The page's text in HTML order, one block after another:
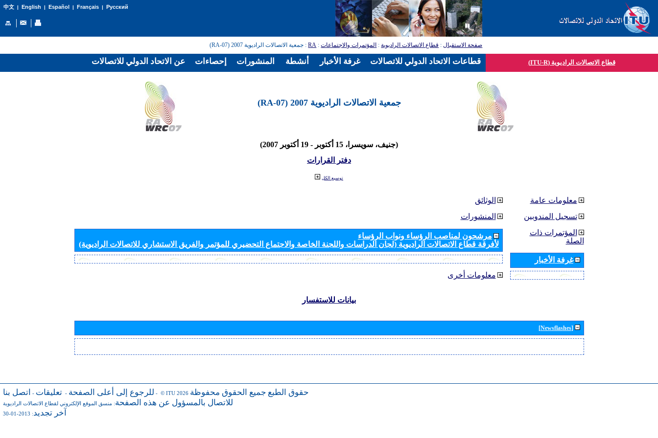
中文| English | Español | Français| Русский
صفحة الاستقبال: قطاع الاتصالات الراديوية: المؤتمرات والاجتماعات:
RA: جمعية الاتصالات الراديوية 2007 (RA-07)
قطاع الاتصالات الراديوية (ITU-R)
جمعية الاتصالات الراديوية 2007 (RA-07)
(جنيف، سويسرا، 15 أكتوبر - 19 أكتوبر 2007)
دفتر القرارات
توسيع الكل
الوثائق
المنشورات
مرشحون لمناصب الرؤساء ونواب الرؤساء
لأفرقة قطاع الاتصالات الراديوية (لجان الدراسات واللجنة الخاصة والاجتماع التحضيري للمؤتمر والفريق الاستشاري للاتصالات الراديوية)
معلومات أخرى
معلومات عامة
تسجيل المندوبين
المؤتمرات ذات
الصلة
غرفة الأخبار
بيانات للاستفسار
[Newsflashes]
للرجوع إلى أعلى الصفحة - تعليقات - اتصل بنا - © ITU 2026 حقوق الطبع جميع الحقوق محفوظة
للاتصال بالمسؤول عن هذه الصفحة: منسق الموقع الإلكتروني لقطاع الاتصالات الراديوية
آخر تجديد: 2013-01-30
عن الاتحاد الدولي للاتصالات إحصاءات المنشورات أنشطة غرفة الأخبار قطاعات الاتحاد الدولي للاتصالات